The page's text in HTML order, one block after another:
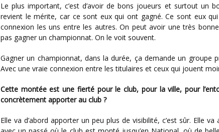
Le plus important, c’est d’avoir de bons joueurs et surtout un bon groupe. C’est à eux que
revient le mérite, car ce sont eux qui ont gagné. Ce sont eux
connexion les uns entre les autres. On peut avoir une très
pas gagner un championnat. On le voit souvent.
Gagner un championnat, dans la durée, ça demande un groupe prêt mentalement à le faire.
Avec une vraie connexion entre les titulaires et ceux qui jouent
Cette montée est une fierté pour le club, pour la ville, pour l’entourage. Qu’est-ce qu’elle va
concrètement apporter au club ?
Elle va d’abord apporter un peu plus de visibilité, c’est sûr. Elle va aussi permettre de renouer